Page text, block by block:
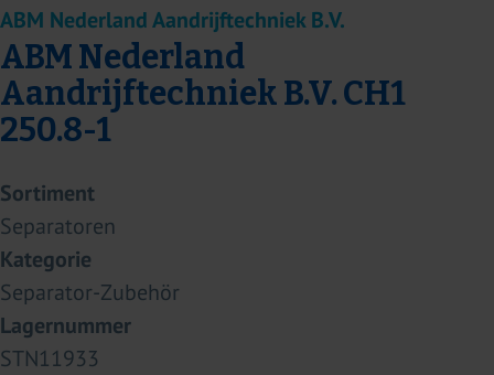
ABM Nederland Aandrijftechniek B.V.
ABM Nederland
Aandrijftechniek B.V. CH1
250.8-1
Sortiment
Separatoren
Kategorie
Separator-Zubehör
Lagernummer
STN11933